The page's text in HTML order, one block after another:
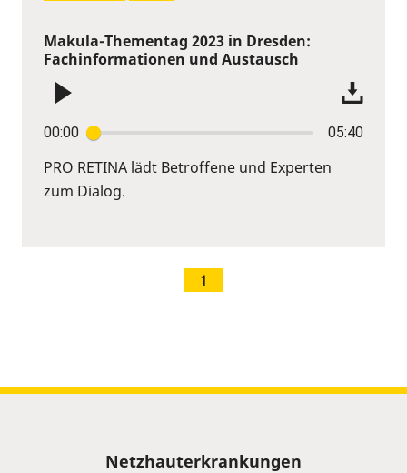
Makula-Thementag 2023 in Dresden:
Fachinformationen und Austausch
00:00 05:40
PRO RETINA lädt Betroffene und Experten
zum Dialog.
1
Netzhauterkrankungen